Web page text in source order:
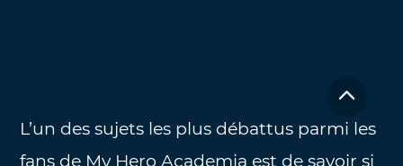
L’un des sujets les plus débattus parmi les
fans de My Hero Academia est de savoir si